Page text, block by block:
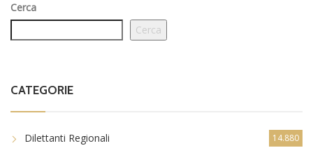
Cerca
Cerca
CATEGORIE
Dilettanti Regionali 14.880